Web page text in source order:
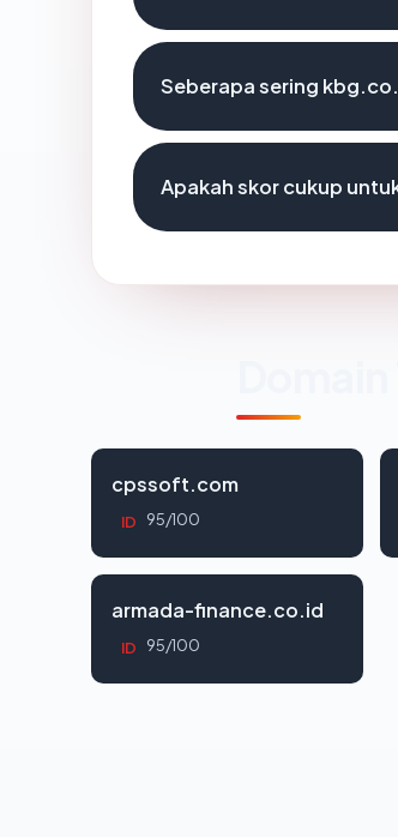
Seberapa sering
Apakah skor cukup
cpssoft.com
ID 95/100
armada-finance.co.id
ID 95/100